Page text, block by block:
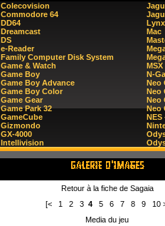
Colecovision
Commodore 64
DD64
Dreamcast
DS
e-Reader
Family Computer Disk System
Game & Watch
Game Boy
Game Boy Advance
Game Boy Color
Game Gear
Game Park 32
GameCube
Gizmondo
GX-4000
Intellivision
Lynx
Mac
MSX
N-
Neo
Neo
Neo
Neo
NES
Retour à la fiche de Sagaia
[<
1 2 34 5 6 7 8 9 10
Media du jeu